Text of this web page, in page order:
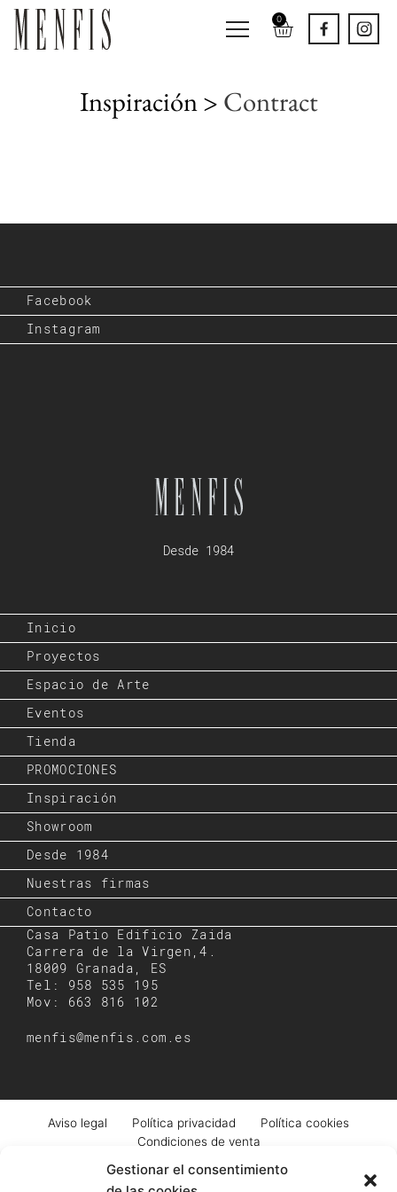
Gestionar el consentimiento
0
Inspiración > Contract
Facebook
Instagram
Desde 1984
Inicio
Proyectos
Espacio de Arte
Eventos
Tienda
PROMOCIONES
Inspiración
Showroom
Desde 1984
Nuestras firmas
Contacto
Casa Patio Edificio Zaida
Carrera de la Virgen,4.
18009 Granada, ES
Tel: 958 535 195
Mov: 663 816 102
menfis@menfis.com.es
Aviso legal Política privacidad
Política cookies
Condiciones de venta